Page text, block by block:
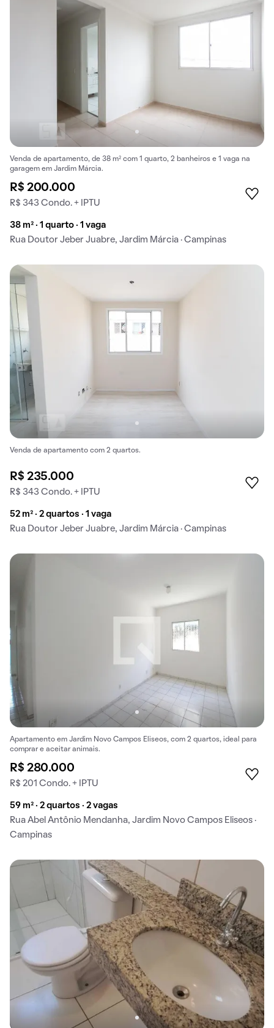
Venda de apartamento, de 38 m² com 1 quarto, 2 banheiros e 1 vaga na
garagem em Jardim Márcia.
R$ 200.000
R$ 343 Condo. + IPTU
38 m² · 1 quarto · 1 vaga
Rua Doutor Jeber Juabre, Jardim Márcia · Campinas
Venda de apartamento com 2 quartos.
R$ 235.000
R$ 343 Condo. + IPTU
52 m² · 2 quartos · 1 vaga
Rua Doutor Jeber Juabre, Jardim Márcia · Campinas
Apartamento em Jardim Novo Campos Eliseos, com 2 quartos, ideal para
comprar e aceitar animais.
R$ 280.000
R$ 201 Condo. + IPTU
59 m² · 2 quartos · 2 vagas
Rua Abel Antônio Mendanha, Jardim Novo Campos Eliseos ·
Campinas